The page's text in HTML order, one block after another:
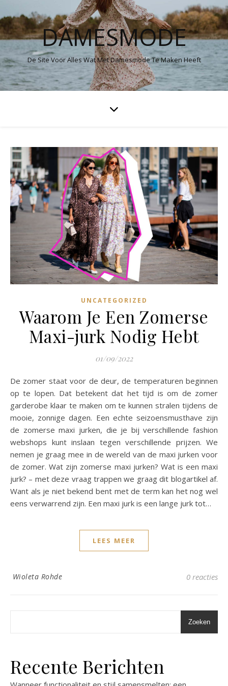
DAMESMODE
De Site Voor Alles Wat Met Damesmode Te Maken Heeft
UNCATEGORIZED
Waarom Je Een Zomerse
Maxi-jurk Nodig Hebt
01/09/2022
De zomer staat voor de deur, de temperaturen beginnen
op te lopen. Dat betekent dat het tijd is om de zomer
garderobe klaar te maken om te kunnen stralen tijdens de
mooie, zonnige dagen. Een echte seizoensmusthave zijn
de zomerse maxi jurken, die je bij verschillende fashion
webshops kunt inslaan tegen verschillende prijzen. We
nemen je graag mee in de wereld van de maxi jurken voor
de zomer. Wat zijn zomerse maxi jurken? Wat is een maxi
jurk? – met deze vraag trappen we graag dit blogartikel af.
Want als je niet bekend bent met de term kan het nog wel
eens verwarrend zijn. Een maxi jurk is een lange jurk tot…
LEES MEER
Wioleta Rohde 0 reacties
Zoeken
Recente Berichten